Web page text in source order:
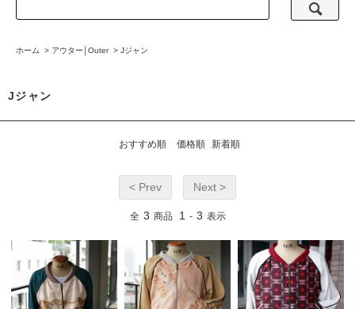
ホーム > アウター│Outer > Jジャン
Jジャン
おすすめ順 価格順 新着順
< Prev Next >
全 3 商品 1 - 3 表示